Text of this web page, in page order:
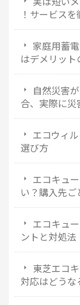
！サービスを
家庭用蓄
はデメリット
自然災害
合、実際に災
エコウィ
選び方
エコキュ
い？購入先
エコキュ
ントと対処法
東芝エコ
対応はどうな